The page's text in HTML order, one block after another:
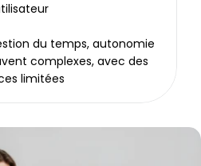
du temps, autonomie
complexes, avec des
limitées